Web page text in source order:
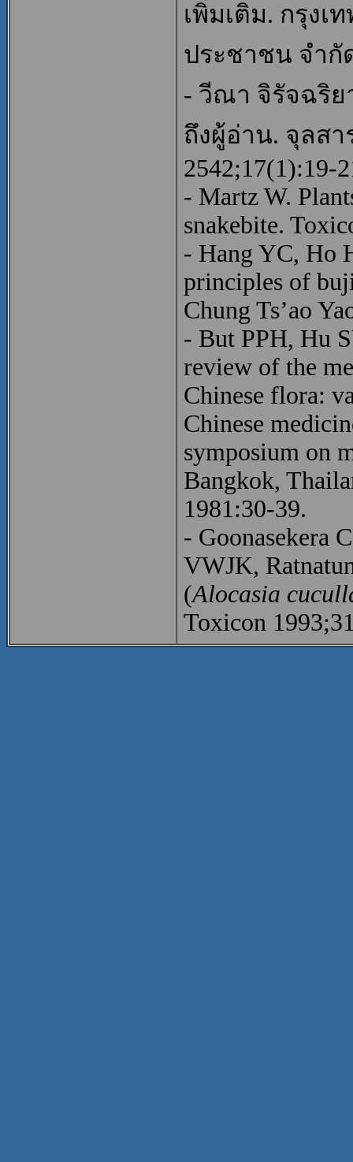
เพิ่มเติม. กรุง
ประชาชน จำกั
- วีณา จิรัจฉริ
ถึงผู้อ่าน. จุลส
2542;17(1):19-
- Martz W.
snakebite.
- Hang YC, Ho
principles of
Chung Ts’ao
- But PPH, Hu
review of the
Chinese flora:
Chinese
symposium on
Bangkok,
1981:30-39.
- Goonasekera
VWJK,
(Alocasia
Toxicon